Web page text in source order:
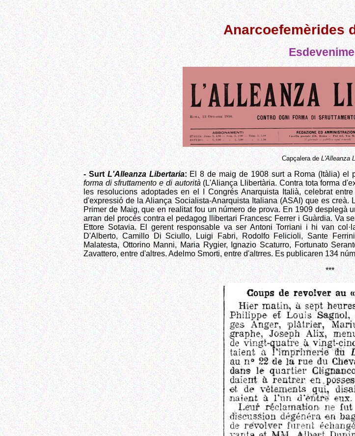
---
Anarcoefemèrides
Capçalera de L'Alleanza
- SurtL'Alleanza Libertaria:El 8 de maig de 1908 surt a Roma (Itàlia) el
forma di sfruttamento e di autorità(L'Aliança Llibertària. Contra tota forma
les resolucions adoptades en el I Congrés Anarquista Italià, celebrat
d'expressió de la Aliança Socialista-Anarquista Italiana (ASAI) que es
Primer de Maig, que en realitat fou un número de prova. En 1909 desplegà
arran del procés contra el pedagog llibertari Francesc Ferrer i Guàrdia. Va
Ettore Sotavia. El gerent responsable va ser Antoni Torriani i hi van
D'Alberto, Camillo Di Sciullo, Luigi Fabri, Rodolfo Felicioli, Sante
Malatesta, Ottorino Manni, Maria Rygier, Ignazio Scaturro, Fortunato
Zavattero, entre d'altres. Adelmo Smorti, entre d'altrres. Es publicaren 134
***